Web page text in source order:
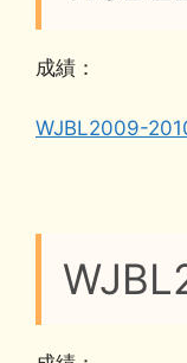
成績：
WJBL2009-